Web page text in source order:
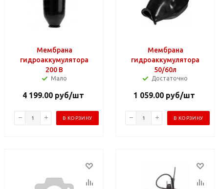
Мембрана
гидроаккумулятора
200 В
Мало
4 199.00 руб/шт
В КОРЗИНУ
Мембрана
гидроаккумулятора
50/60л
Достаточно
1 059.00 руб/шт
В КОРЗИНУ